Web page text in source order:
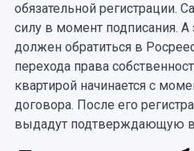
обязательной регистрации.
силу в момент подписания.
должен обратиться в
перехода права
квартирой начинается с
договора. После его
выдадут подтверждающую